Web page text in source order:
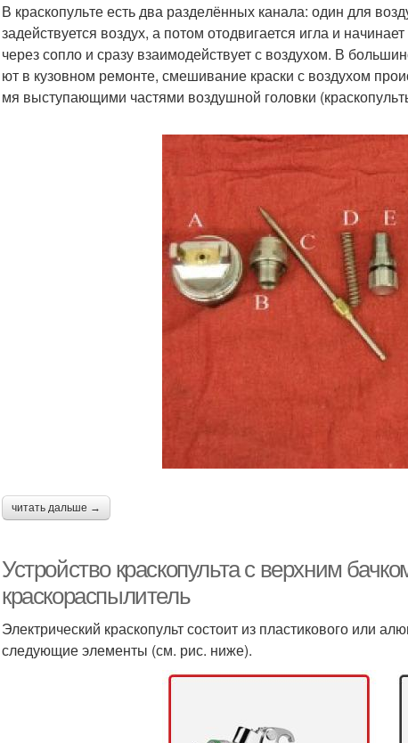
В крас­ко­пуль­те есть два раз­де­лён­ных кана­ла: один для
задей­ству­ет­ся воз­дух, а потом ото­дви­га­ет­ся игла и
через сопло и сра­зу вза­и­мо­дей­ству­ет с воз­ду­хом. В
ют в кузов­ном ремон­те, сме­ши­ва­ние крас­ки с воз­ду­хом
мя высту­па­ю­щи­ми частя­ми воз­душ­ной голов­ки
читать дальше →
Устройство краскопульта с верхним
краскораспылитель
Электрический краскопульт состоит из пластикового или
следующие элементы (см. рис. ниже).